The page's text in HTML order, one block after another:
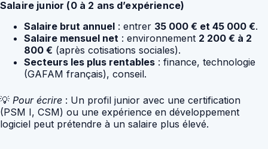
Salaire junior (0 à 2 ans d’expérience)
Salaire brut annuel : entrer 35 000 € et 45 000 €.
Salaire mensuel net : environnement 2 200 € à 2
800 € (après cotisations sociales).
Secteurs les plus rentables : finance, technologie
(GAFAM français), conseil.
💡 Pour écrire : Un profil junior avec une certification
(PSM I, CSM) ou une expérience en développement
logiciel peut prétendre à un salaire plus élevé.